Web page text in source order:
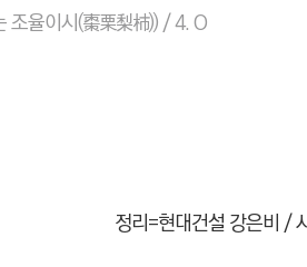
조율이시(棗栗梨枾)) / 4. O
정리=현대건설 강은비 /